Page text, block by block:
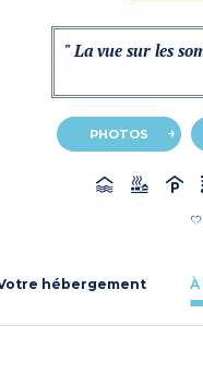
" La vue sur les
PHOTOS
hébergement